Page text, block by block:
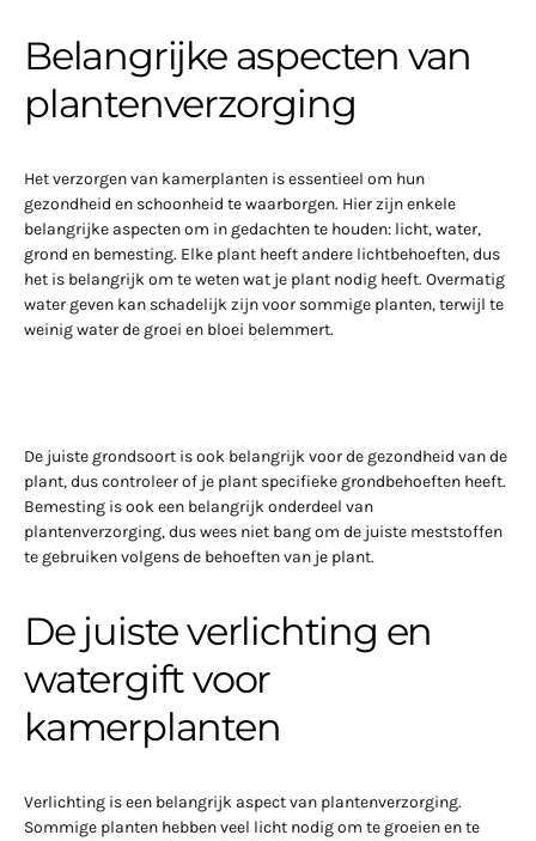
Belangrijke aspecten van
plantenverzorging
Het verzorgen van kamerplanten is essentieel om hun
gezondheid en schoonheid te waarborgen. Hier zijn enkele
belangrijke aspecten om in gedachten te houden: licht, water,
grond en bemesting. Elke plant heeft andere lichtbehoeften, dus
het is belangrijk om te weten wat je plant nodig heeft. Overmatig
water geven kan schadelijk zijn voor sommige planten, terwijl te
weinig water de groei en bloei belemmert.
De juiste grondsoort is ook belangrijk voor de gezondheid van de
plant, dus controleer of je plant specifieke grondbehoeften heeft.
Bemesting is ook een belangrijk onderdeel van
plantenverzorging, dus wees niet bang om de juiste meststoffen
te gebruiken volgens de behoeften van je plant.
De juiste verlichting en
watergift voor
kamerplanten
Verlichting is een belangrijk aspect van plantenverzorging.
Sommige planten hebben veel licht nodig om te groeien en te